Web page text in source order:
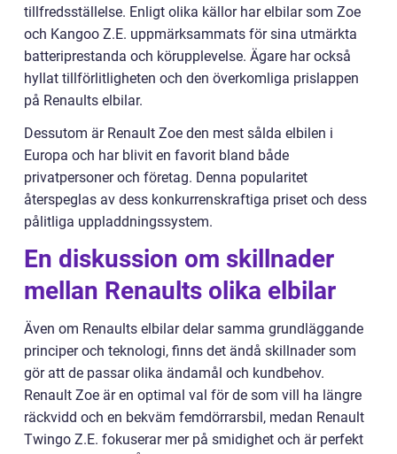
tillfredsställelse. Enligt olika källor har elbilar som Zoe
och Kangoo Z.E. uppmärksammats för sina utmärkta
batteriprestanda och körupplevelse. Ägare har också
hyllat tillförlitligheten och den överkomliga prislappen
på Renaults elbilar.
Dessutom är Renault Zoe den mest sålda elbilen i
Europa och har blivit en favorit bland både
privatpersoner och företag. Denna popularitet
återspeglas av dess konkurrenskraftiga priset och dess
pålitliga uppladdningssystem.
En diskussion om skillnader
mellan Renaults olika elbilar
Även om Renaults elbilar delar samma grundläggande
principer och teknologi, finns det ändå skillnader som
gör att de passar olika ändamål och kundbehov.
Renault Zoe är en optimal val för de som vill ha längre
räckvidd och en bekväm femdörrarsbil, medan Renault
Twingo Z.E. fokuserar mer på smidighet och är perfekt